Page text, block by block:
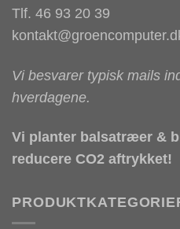
Tlf. 46 93 20 39
Vi besvarer typisk mails
hverdagene.
Vi planter balsatræer &
reducere CO2 aftrykket!